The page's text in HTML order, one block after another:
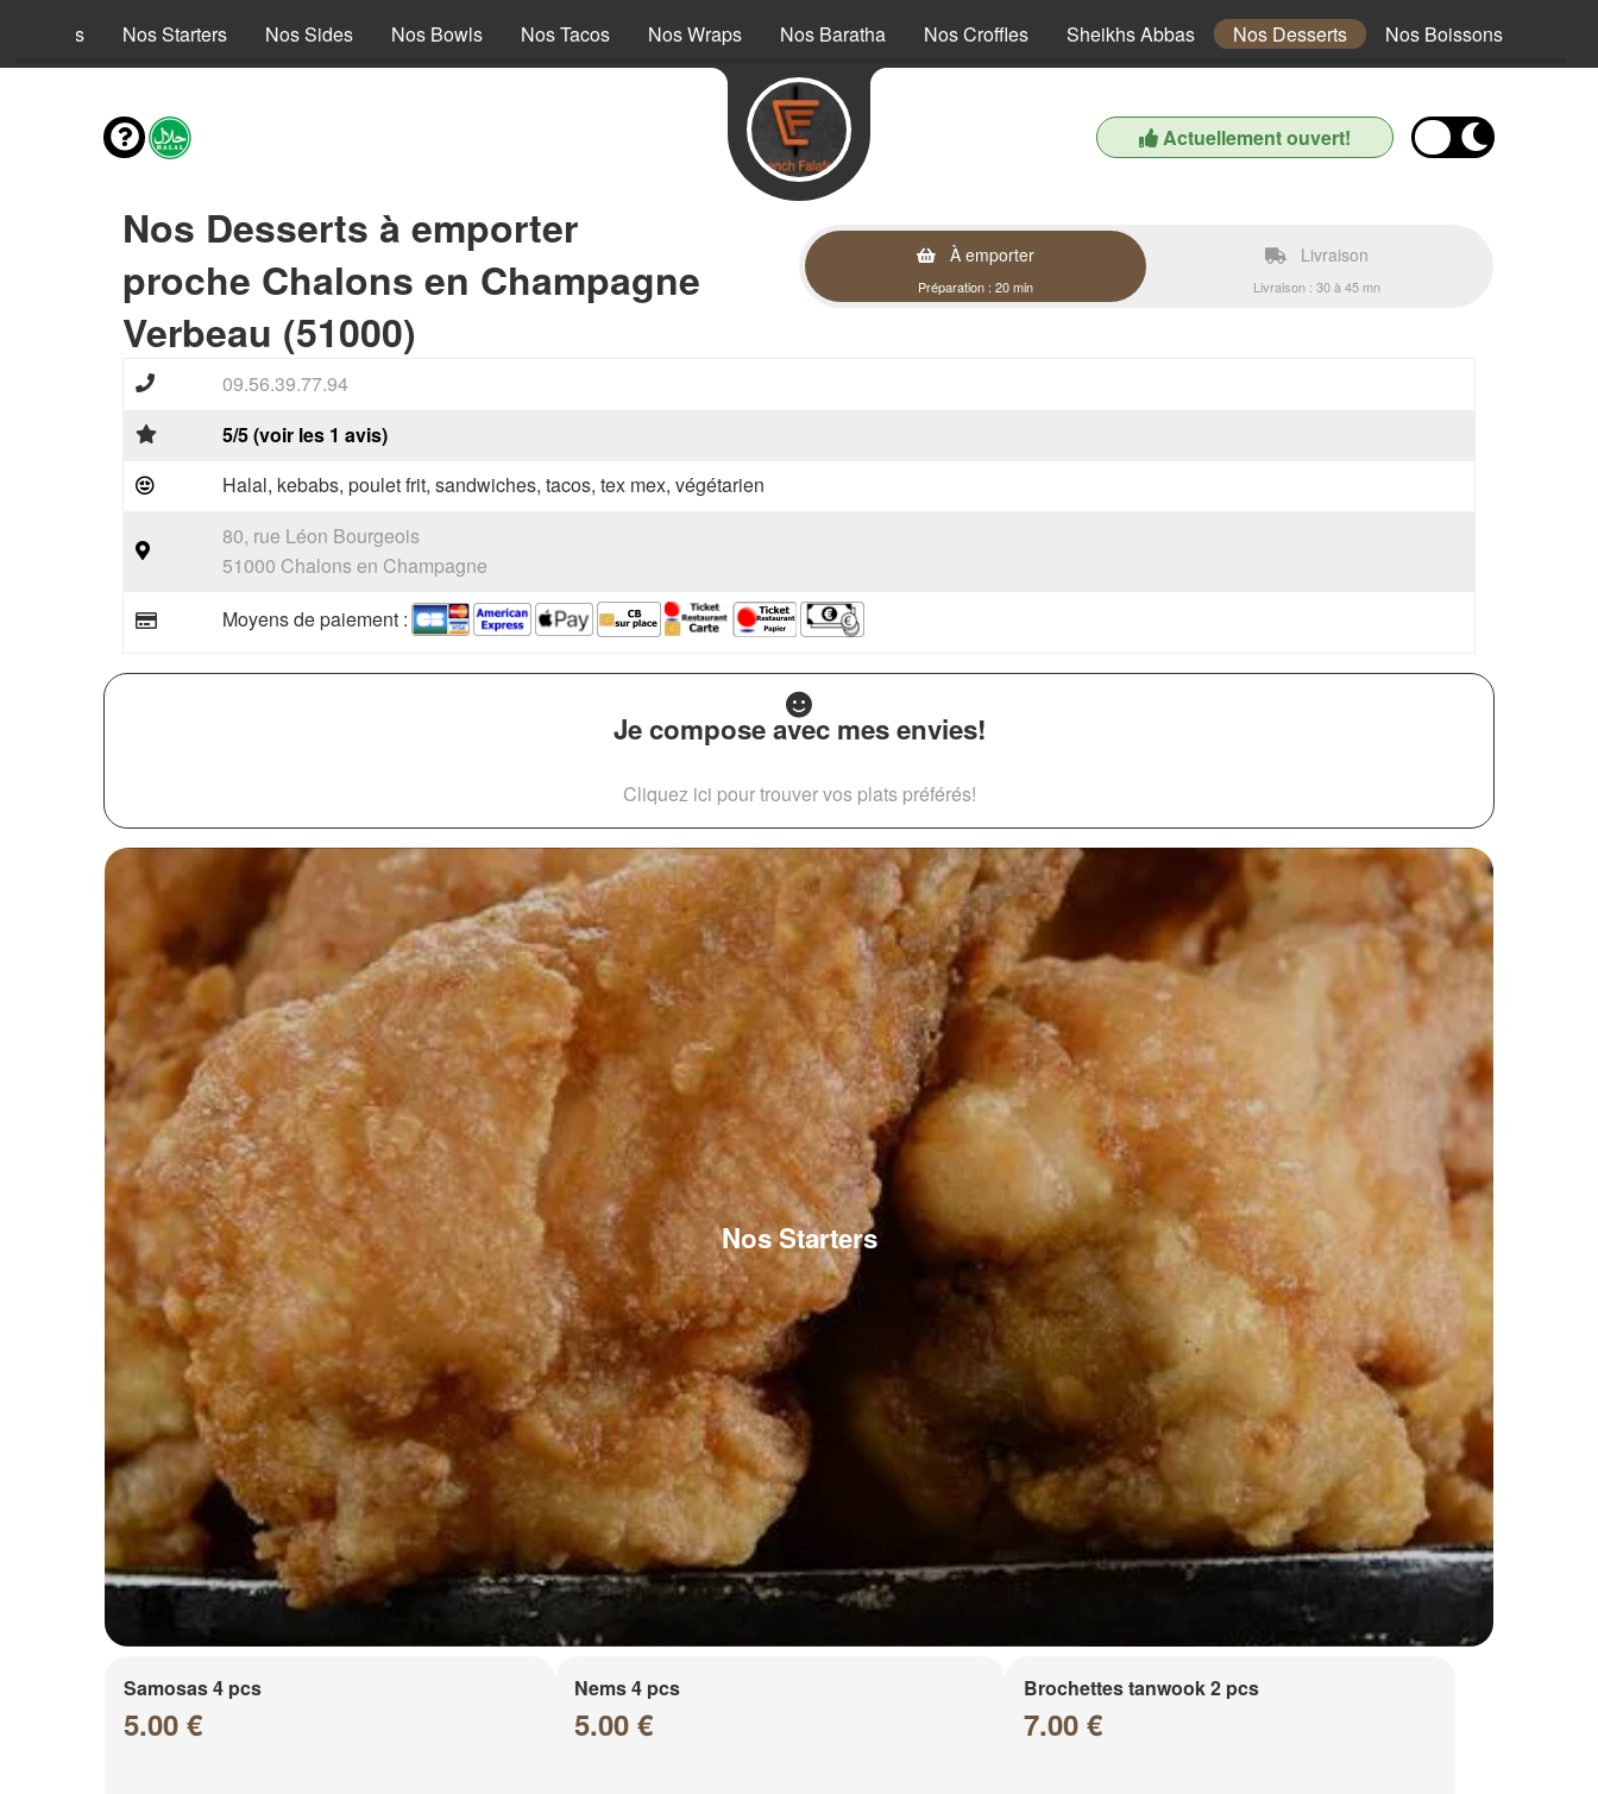
envies Nos Starters Nos Sides Nos Bowls Nos Tacos Nos Wraps Nos Baratha Nos Croffles Sheikhs Abbas Nos Desserts Nos Boissons
Actuellement ouvert!
Nos Desserts à emporter
proche Chalons en Champagne
Verbeau (51000)
À emporter
Préparation : 20 min
Livraison
Livraison : 30 à 45 mn
09.56.39.77.94
5/5 (voir les 1 avis)
Halal, kebabs, poulet frit, sandwiches, tacos, tex mex, végétarien
80, rue Léon Bourgeois
51000 Chalons en Champagne
Moyens de paiement :
Je compose avec mes envies!
Cliquez ici pour trouver vos plats préférés!
Nos Starters
Samosas 4 pcs
5.00 €
Nems 4 pcs
5.00 €
Brochettes tanwook 2 pcs
7.00 €